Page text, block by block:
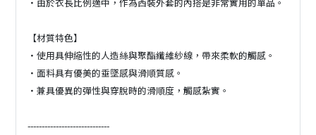
【材質特色】
・使用具伸縮性的人造絲與聚酯纖維紗線，帶來柔軟的觸感。
・面料具有優美的垂墜感與滑順質感。
・兼具優異的彈性與穿脫時的滑順度，觸感紮實。
-----------------------------